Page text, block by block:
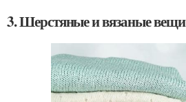
3. Шерстяные и вязаные вещи